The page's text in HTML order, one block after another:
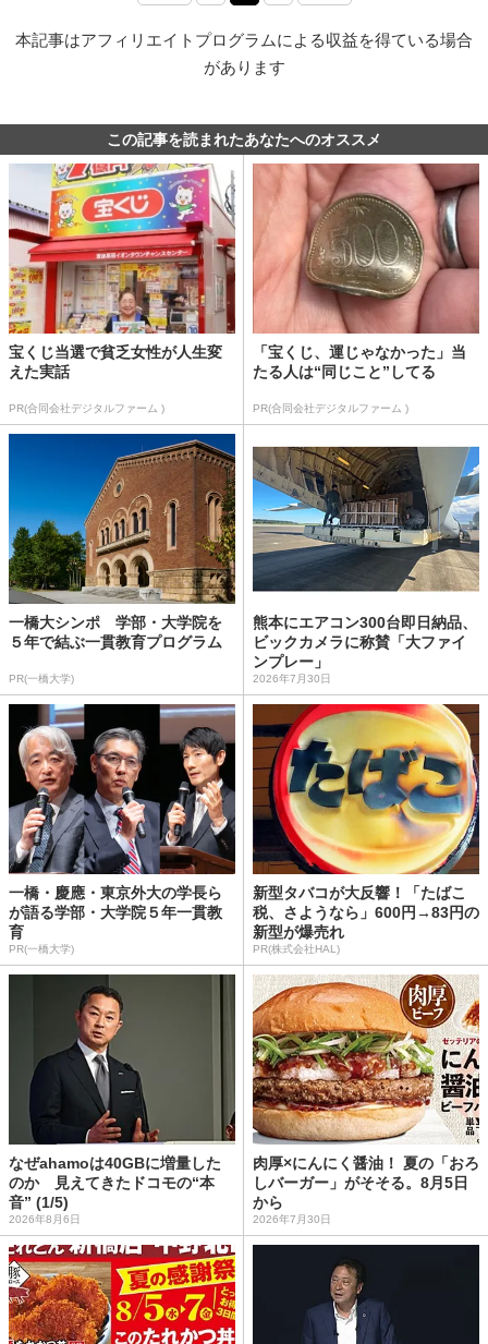
本記事はアフィリエイトプログラムによる収益を得ている場合
があります
この記事を読まれたあなたへのオススメ
宝くじ当選で貧乏女性が人生変
えた実話
PR(合同会社デジタルファーム )
「宝くじ、運じゃなかった」当
たる人は“同じこと”してる
PR(合同会社デジタルファーム )
一橋大シンポ 学部・大学院を
５年で結ぶ一貫教育プログラム
PR(一橋大学)
熊本にエアコン300台即日納品、
ビックカメラに称賛「大ファイ
ンプレー」
2026年7月30日
一橋・慶應・東京外大の学長ら
が語る学部・大学院５年一貫教
育
PR(一橋大学)
新型タバコが大反響！「たばこ
税、さようなら」600円→83円の
新型が爆売れ
PR(株式会社HAL)
なぜahamoは40GBに増量した
のか 見えてきたドコモの“本
音” (1/5)
2026年8月6日
肉厚×にんにく醤油！ 夏の「おろ
しバーガー」がそそる。8月5日
から
2026年7月30日